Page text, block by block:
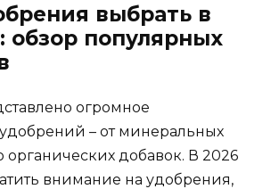
выбрать в
обзор популярных
огромное
– от минеральных
органических добавок. В 2026
внимание на удобрения,